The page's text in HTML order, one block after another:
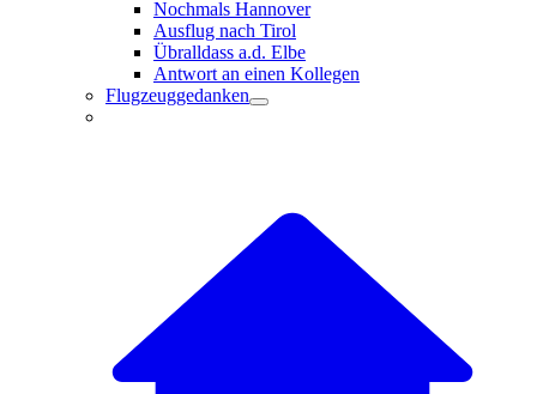
Nochmals Hannover
Ausflug nach Tirol
Übralldass a.d. Elbe
Antwort an einen Kollegen
Flugzeuggedanken